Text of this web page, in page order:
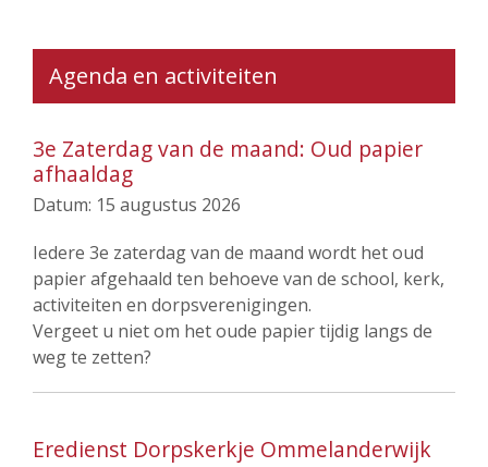
Agenda en activiteiten
3e Zaterdag van de maand: Oud papier
afhaaldag
Datum: 15 augustus 2026
Iedere 3e zaterdag van de maand wordt het oud
papier afgehaald ten behoeve van de school, kerk,
activiteiten en dorpsverenigingen.
Vergeet u niet om het oude papier tijdig langs de
weg te zetten?
Eredienst Dorpskerkje Ommelanderwijk